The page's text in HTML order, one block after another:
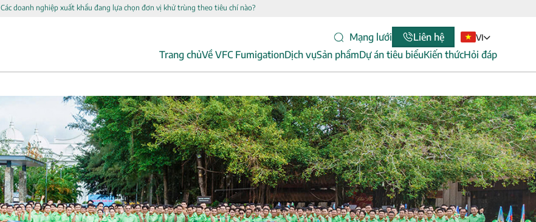
Các doanh nghiệp xuất khẩu đang lựa chọn đơn vị khử trùng theo tiêu chí nào?
Trang chủVề VFC FumigationDịch vụSản phẩmDự án tiêu biểuKiến thứcHỏi đáp
Mạng lưới Liên hệ VI